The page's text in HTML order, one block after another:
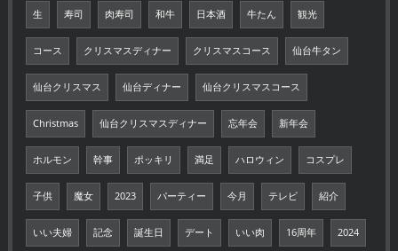
生 寿司 肉寿司 和牛 日本酒 牛たん 観光
コース クリスマスディナー クリスマスコース 仙台牛タン
仙台クリスマス 仙台ディナー 仙台クリスマスコース
Christmas 仙台クリスマスディナー 忘年会 新年会
ホルモン 幹事 ポッキリ 満足 ハロウィン コスプレ
子供 魔女 2023 パーティー 今月 テレビ 紹介
いい夫婦 記念 誕生日 デート いい肉 16周年 2024